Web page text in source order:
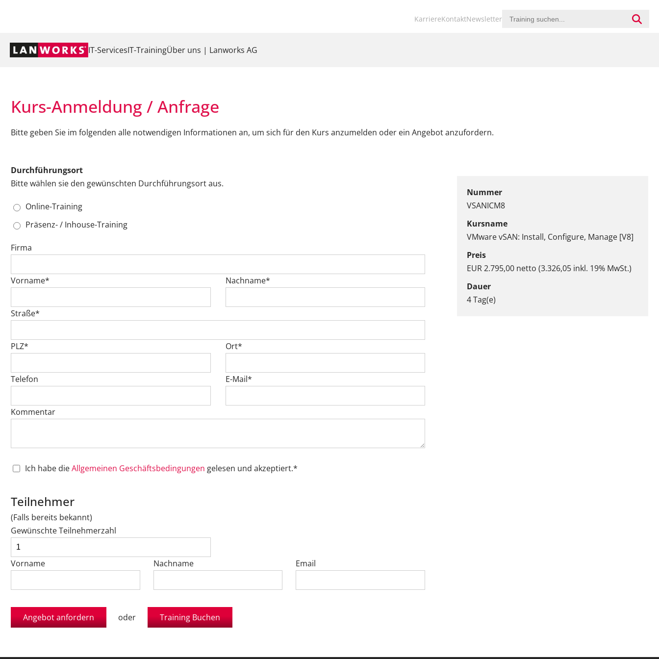
Navigation
KarriereKontaktNewsletter
überspringen
IT-ServicesIT-TrainingÜber uns | Lanworks AG
Kurs-Anmeldung / Anfrage
Bitte geben Sie im folgenden alle notwendigen Informationen an, um sich für den Kurs anzumelden oder ein Angebot anzufordern.
Durchführungsort
Bitte wählen sie den gewünschten Durchführungsort aus.
Online-Training
Präsenz- / Inhouse-Training
Firma
Vorname* Nachname*
Straße*
PLZ* Ort*
Telefon E-Mail*
Kommentar
Ich habe dieAllgemeinen Geschäftsbedingungen gelesen und akzeptiert.*
Teilnehmer
(Falls bereits bekannt)
Gewünschte Teilnehmerzahl
Vorname Nachname Email
oder
Nummer
VSANICM8
Kursname
VMware vSAN: Install, Configure, Manage [V8]
Preis
EUR 2.795,00 netto (3.326,05 inkl. 19% MwSt.)
Dauer
4 Tag(e)